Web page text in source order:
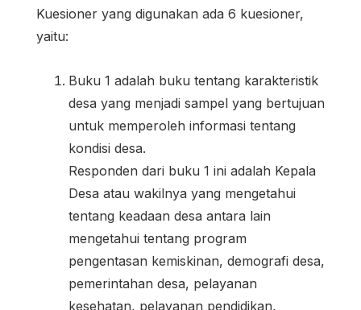
Kuesioner yang digunakan ada 6 kuesioner,
yaitu:
Buku 1 adalah buku tentang karakteristik
desa yang menjadi sampel yang bertujuan
untuk memperoleh informasi tentang
kondisi desa.
Responden dari buku 1 ini adalah Kepala
Desa atau wakilnya yang mengetahui
tentang keadaan desa antara lain
mengetahui tentang program
pengentasan kemiskinan, demografi desa,
pemerintahan desa, pelayanan
kesehatan, pelayanan pendidikan,